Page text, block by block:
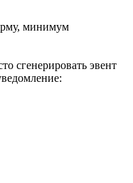
минимум
сгенерировать эвент